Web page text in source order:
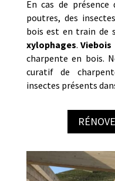
En cas de
poutres, des
bois est en train de
xylophages.Viebois
charpente en bois.
curatif de
insectes présents